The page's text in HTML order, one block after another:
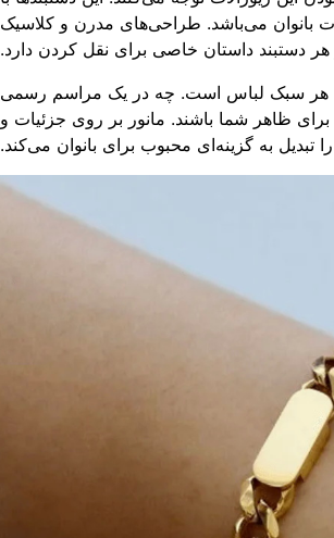
بانوان می‌باشد. طراحی‌های مدرن و کلاسیک
دستبند داستان خاصی برای نقل کردن دارد.
با هر سبک لباس است. چه در یک مراسم رسمی
ظاهر شما باشند. مانور بر روی جزئیات و
تبدیل به گزینه‌ای محبوب برای بانوان می‌کند.